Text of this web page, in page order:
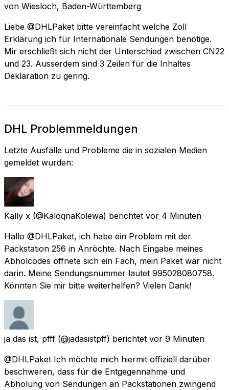
von Wiesloch, Baden-Württemberg
Liebe @DHLPaket bitte vereinfacht welche Zoll
Erklärung ich für Internationale Sendungen benötige.
Mir erschließt sich nicht der Unterschied zwischen CN22
und 23. Ausserdem sind 3 Zeilen für die Inhaltes
Deklaration zu gering.
DHL Problemmeldungen
Letzte Ausfälle und Probleme die in sozialen Medien
gemeldet wurden:
Kally x (@KaloqnaKolewa) berichtet vor 4 Minuten
Hallo @DHLPaket, ich habe ein Problem mit der
Packstation 256 in Anröchte. Nach Eingabe meines
Abholcodes öffnete sich ein Fach, mein Paket war nicht
darin. Meine Sendungsnummer lautet 995028080758.
Könnten Sie mir bitte weiterhelfen? Vielen Dank!
ja das ist, pfff (@jadasistpff) berichtet vor 9 Minuten
@DHLPaket Ich möchte mich hiermit offiziell darüber
beschweren, dass für die Entgegennahme und
Abholung von Sendungen an Packstationen zwingend